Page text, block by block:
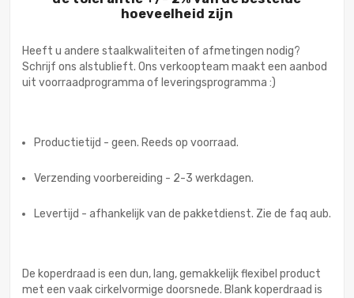
hoeveelheid zijn
Heeft u andere staalkwaliteiten of afmetingen nodig?
Schrijf ons alstublieft. Ons verkoopteam maakt een aanbod
uit voorraadprogramma of leveringsprogramma :)
Productietijd - geen. Reeds op voorraad.
Verzending voorbereiding - 2-3 werkdagen.
Levertijd - afhankelijk van de pakketdienst. Zie de faq aub.
De koperdraad is een dun, lang, gemakkelijk flexibel product
met een vaak cirkelvormige doorsnede. Blank koperdraad is